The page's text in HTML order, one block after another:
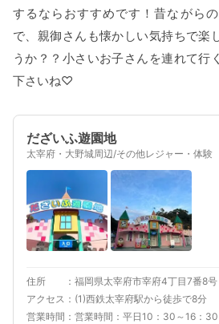
するならおすすめです！昔ながら
で、親御さんも懐かしい気持ちで楽
うか？？小さいお子さんを連れて行
下さいね♡
だざいふ遊園地
太宰府・大野城周辺/その他レジャー・体験
住所
福岡県太宰府市宰府4丁目7番8号
アクセス
(1)西鉄太宰府駅から徒歩で8分
営業時間
営業時間：平日10：30～16：